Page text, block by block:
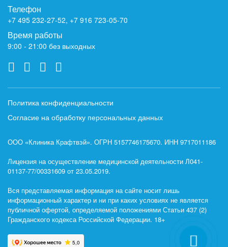
Телефон
+7 495 232-27-52, +7 916 723-05-70
Время работы
9:00 - 21:00 без выходных
Политика конфиденциальности
Согласие на обработку персональных данных
ООО «Клиника Крафтвэй». ОГРН 5157746175670. ИНН 9717011186
Лицензия на осуществление медицинской деятельности Л041-
01137-77/00331609 от 23.05.2019.
Вся представляемая информация на сайте носит лишь
информационный характер и ни при каких условиях не является
публичной офертой, определяемой положениями Статьи 437 (2)
Гражданского кодекса Российской Федерации. 18+